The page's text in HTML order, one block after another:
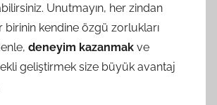
Unutmayın, her zindan
birinin kendine özgü zorlukları
deneyim kazanmak ve
geliştirmek size büyük avantaj